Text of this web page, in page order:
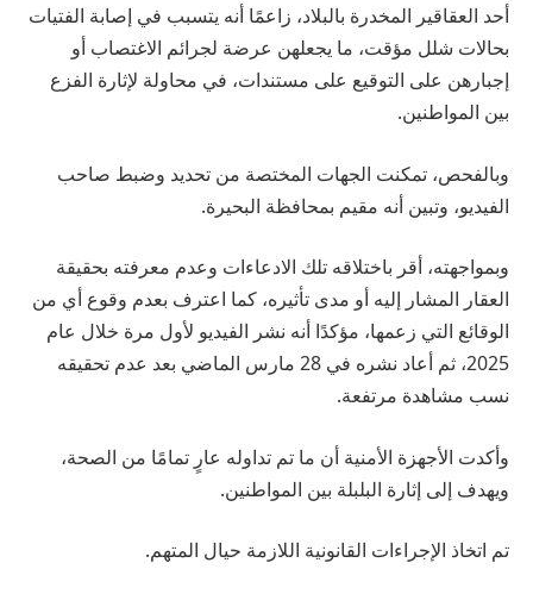
أحد العقاقير المخدرة بالبلاد، زاعمًا أنه يتسبب في إصابة الفتيات
بحالات شلل مؤقت، ما يجعلهن عرضة لجرائم الاغتصاب أو
إجبارهن على التوقيع على مستندات، في محاولة لإثارة الفزع
بين المواطنين.
وبالفحص، تمكنت الجهات المختصة من تحديد وضبط صاحب
الفيديو، وتبين أنه مقيم بمحافظة البحيرة.
وبمواجهته، أقر باختلاقه تلك الادعاءات وعدم معرفته بحقيقة
العقار المشار إليه أو مدى تأثيره، كما اعترف بعدم وقوع أي من
الوقائع التي زعمها، مؤكدًا أنه نشر الفيديو لأول مرة خلال عام
2025، ثم أعاد نشره في 28 مارس الماضي بعد عدم تحقيقه
نسب مشاهدة مرتفعة.
وأكدت الأجهزة الأمنية أن ما تم تداوله عارٍ تمامًا من الصحة،
ويهدف إلى إثارة البلبلة بين المواطنين.
تم اتخاذ الإجراءات القانونية اللازمة حيال المتهم.